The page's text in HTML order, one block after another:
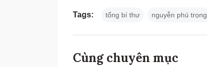
Tags: tổng bí thư nguyễn phú trọng
Cùng chuyên mục